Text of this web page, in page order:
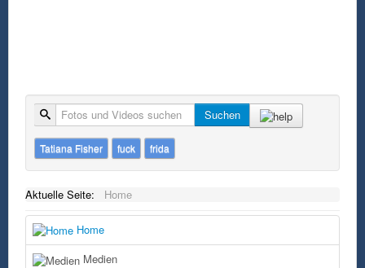
Suche Suchen
Tatiana Fisher fuck frida
Aktuelle Seite: Home
Home
Medien